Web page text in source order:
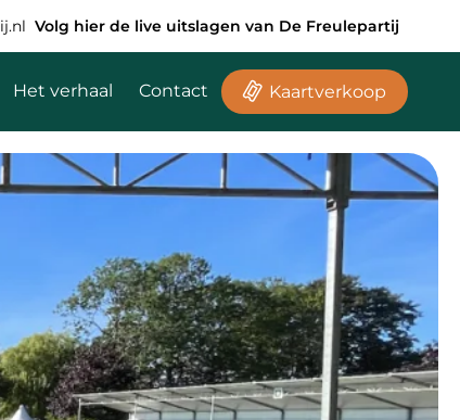
Volg hier de live uitslagen van De Freulepartij
Het verhaal Contact Kaartverkoop